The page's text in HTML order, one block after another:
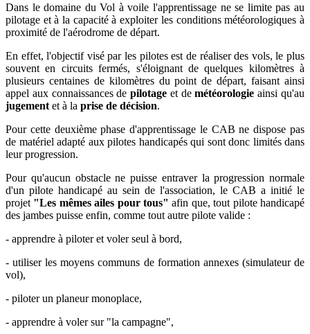
Dans le domaine du Vol à voile l'apprentissage ne se limite pas au
pilotage et à la capacité à exploiter les conditions météorologiques à
proximité de l'aérodrome de départ.
En effet, l'objectif visé par les pilotes est de réaliser des vols, le plus
souvent en circuits fermés, s'éloignant de quelques kilomètres à
plusieurs centaines de kilomètres du point de départ, faisant ainsi
appel aux connaissances depilotage et demétéorologie ainsi qu'au
jugement et à la prise de décision.
Pour cette deuxième phase d'apprentissage le CAB ne dispose pas
de matériel adapté aux pilotes handicapés qui sont donc limités dans
leur progression.
Pour qu'aucun obstacle ne puisse entraver la progression normale
d'un pilote handicapé au sein de l'association, le CAB a initié le
projet "Les mêmes ailes pour tous"afin que, tout pilote handicapé
des jambes puisse enfin, comme tout autre pilote valide :
- apprendre à piloter et voler seul à bord,
- utiliser les moyens communs de formation annexes (simulateur de
vol),
- piloter un planeur monoplace,
- apprendre à voler sur "la campagne",